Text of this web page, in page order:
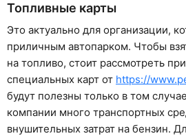
Топливные карты
Это актуально для организации,
приличным автопарком. Чтобы
на топливо, стоит рассмотреть
специальных карт от https://
будут полезны только в том
компании много транспортных
внушительных затрат на бензин.